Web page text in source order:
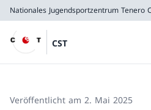
Nationales Jugendsportzentrum Tenero
CST
CST
Veröffentlicht am 2. Mai 2025